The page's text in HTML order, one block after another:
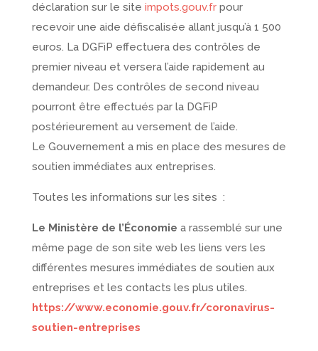
déclaration sur le site impots.gouv.frpour
recevoir une aide défiscalisée allant jusqu’à 1 500
euros. La DGFiP effectuera des contrôles de
premier niveau et versera l’aide rapidement au
demandeur. Des contrôles de second niveau
pourront être effectués par la DGFiP
postérieurement au versement de l’aide.
Le Gouvernement a mis en place des mesures de
soutien immédiates aux entreprises.
Toutes les informations sur les sites :
Le Ministère de l’Économie a rassemblé sur une
même page de son site web les liens vers les
différentes mesures immédiates de soutien aux
entreprises et les contacts les plus utiles.
https://www.economie.gouv.fr/coronavirus-
soutien-entreprises